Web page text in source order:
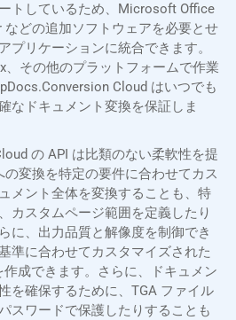
トしているため、Microsoft Office
などの追加ソフトウェアを必要とせ
プリケーションに統合できます。
、その他のプラットフォームで作業
Cloud はいつでも
なドキュメント変換を保証しま
の API は比類のない柔軟性を提
の変換を特定の要件に合わせてカス
メント全体を変換することも、特
カスタムページ範囲を定義したり
に、出力品質と解像度を制御でき
準に合わせてカスタマイズされた
成できます。さらに、ドキュメン
を確保するために、TGA ファイル
スワードで保護したりすることも